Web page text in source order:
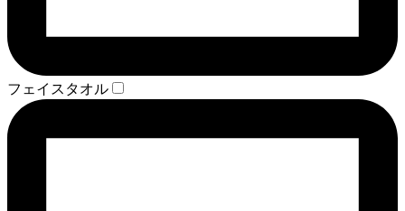
フェイスタオル